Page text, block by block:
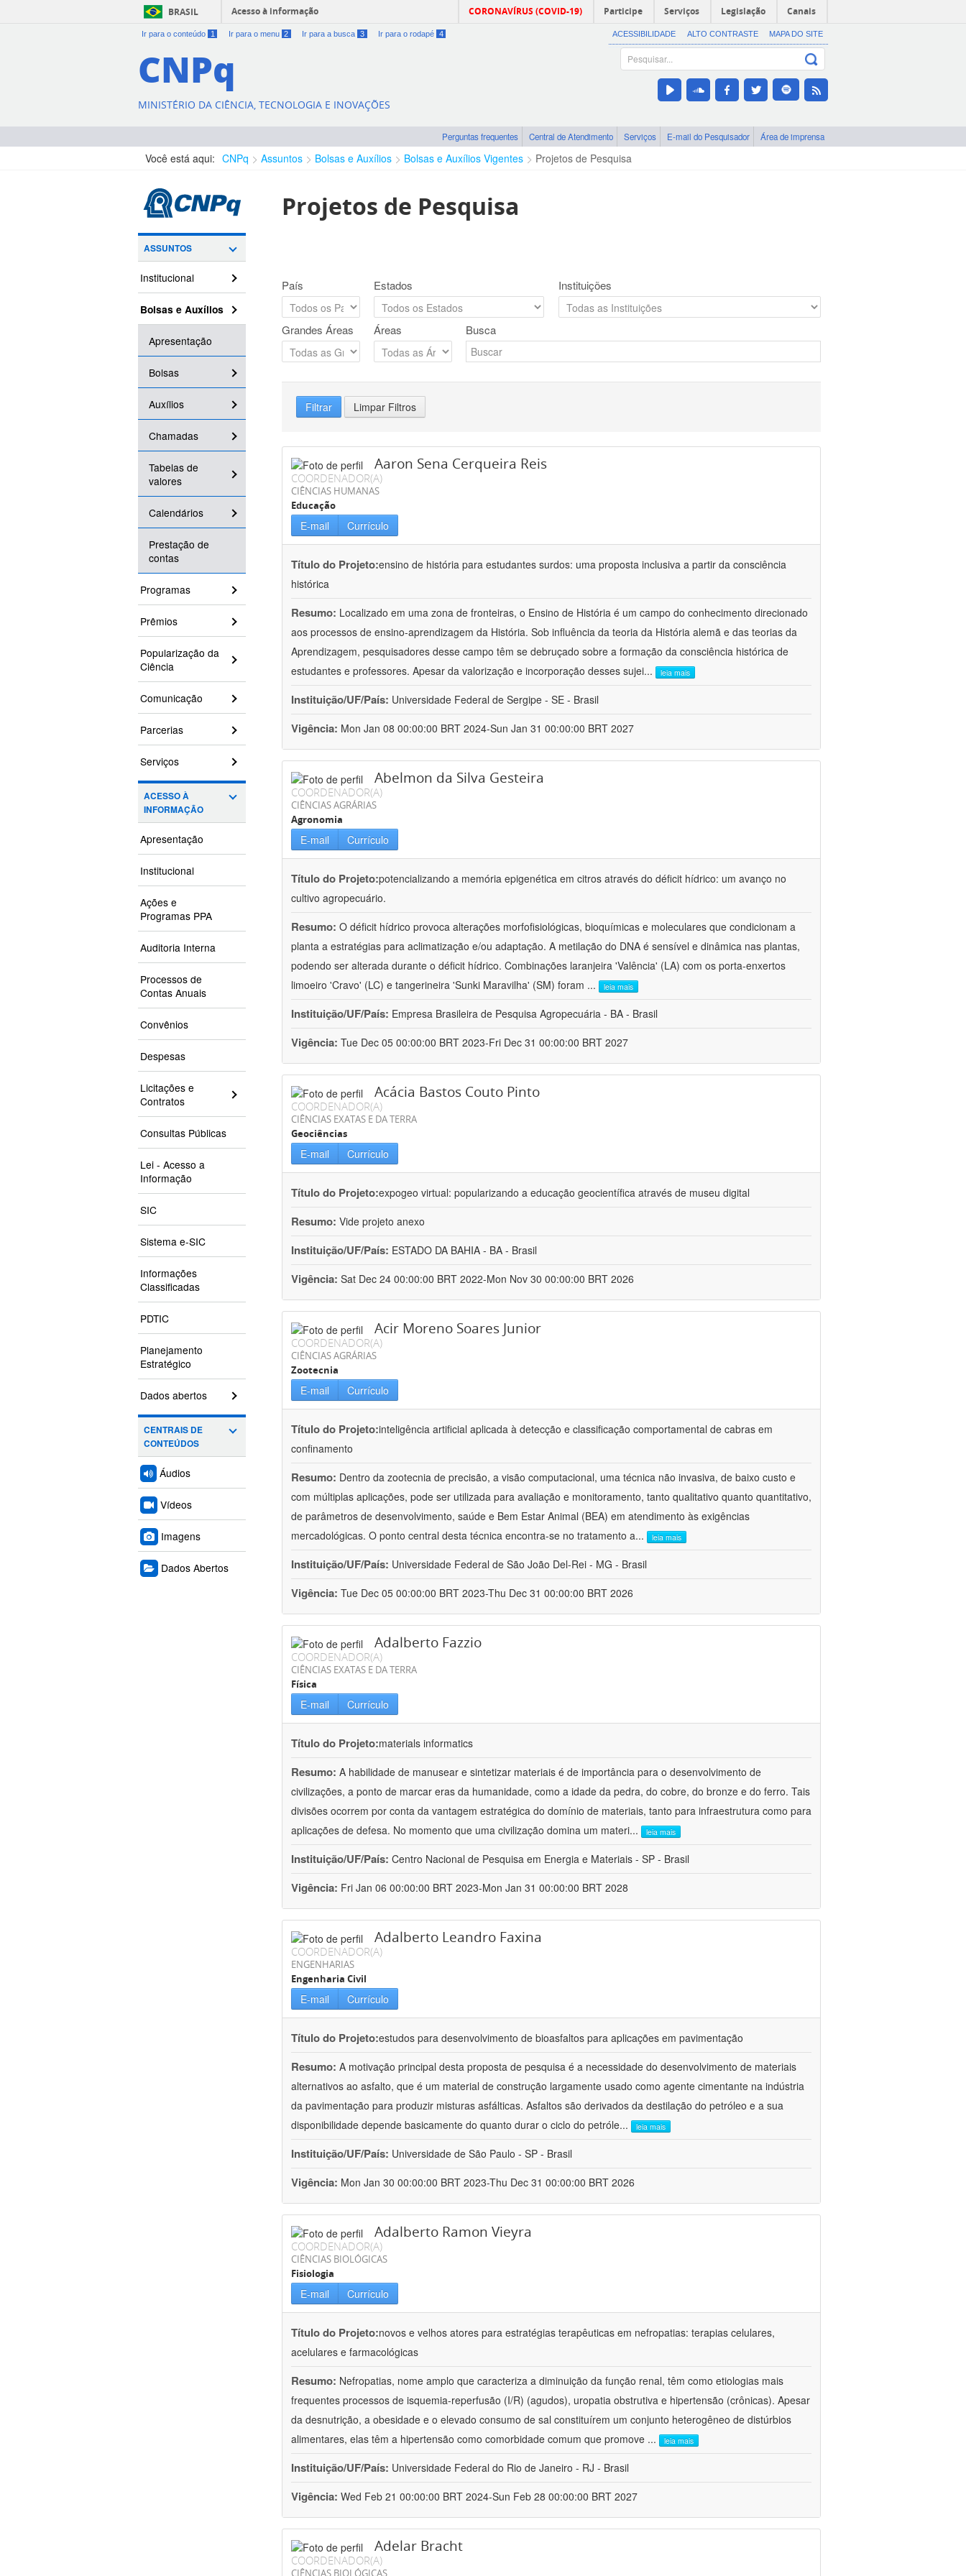
BRASIL Acesso à informação CORONAVÍRUS (COVID-19) Participe Serviços Legislação Canais
Ir para o conteúdo 1 Ir para o menu 2 Ir para a busca 3 Ir para o rodapé 4 ACESSIBILIDADE ALTO CONTRASTE MAPA DO SITE
CNPq
MINISTÉRIO DA CIÊNCIA, TECNOLOGIA E INOVAÇÕES
Perguntas frequentes Central de Atendimento Serviços E-mail do Pesquisador Área de imprensa
Você está aqui: CNPq Assuntos Bolsas e Auxílios Bolsas e Auxílios Vigentes Projetos de Pesquisa
ASSUNTOS
Institucional
Bolsas e Auxílios
Apresentação
Bolsas
Auxílios
Chamadas
Tabelas de
valores
Calendários
Prestação de
contas
Programas
Prêmios
Popularização da
Ciência
Comunicação
Parcerias
Serviços
ACESSO À
INFORMAÇÃO
Apresentação
Institucional
Ações e
Programas PPA
Auditoria Interna
Processos de
Contas Anuais
Convênios
Despesas
Licitações e
Contratos
Consultas Públicas
Lei - Acesso a
Informação
SIC
Sistema e-SIC
Informações
Classificadas
PDTIC
Planejamento
Estratégico
Dados abertos
CENTRAIS DE
CONTEÚDOS
Áudios
Vídeos
Imagens
Dados Abertos
Projetos de Pesquisa
País Estados Instituições
Grandes Áreas Áreas Busca
Filtrar Limpar Filtros
Aaron Sena Cerqueira Reis
COORDENADOR(A)
CIÊNCIAS HUMANAS
Educação
E-mail Currículo
Título do Projeto:ensino de história para estudantes surdos: uma proposta inclusiva a partir da consciência
histórica
Resumo: Localizado em uma zona de fronteiras, o Ensino de História é um campo do conhecimento direcionado
aos processos de ensino-aprendizagem da História. Sob influência da teoria da História alemã e das teorias da
Aprendizagem, pesquisadores desse campo têm se debruçado sobre a formação da consciência histórica de
estudantes e professores. Apesar da valorização e incorporação desses sujei... leia mais
Instituição/UF/País: Universidade Federal de Sergipe - SE - Brasil
Vigência: Mon Jan 08 00:00:00 BRT 2024-Sun Jan 31 00:00:00 BRT 2027
Abelmon da Silva Gesteira
COORDENADOR(A)
CIÊNCIAS AGRÁRIAS
Agronomia
E-mail Currículo
Título do Projeto:potencializando a memória epigenética em citros através do déficit hídrico: um avanço no
cultivo agropecuário.
Resumo: O déficit hídrico provoca alterações morfofisiológicas, bioquímicas e moleculares que condicionam a
planta a estratégias para aclimatização e/ou adaptação. A metilação do DNA é sensível e dinâmica nas plantas,
podendo ser alterada durante o déficit hídrico. Combinações laranjeira 'Valência' (LA) com os porta-enxertos
limoeiro 'Cravo' (LC) e tangerineira 'Sunki Maravilha' (SM) foram ... leia mais
Instituição/UF/País: Empresa Brasileira de Pesquisa Agropecuária - BA - Brasil
Vigência: Tue Dec 05 00:00:00 BRT 2023-Fri Dec 31 00:00:00 BRT 2027
Acácia Bastos Couto Pinto
COORDENADOR(A)
CIÊNCIAS EXATAS E DA TERRA
Geociências
E-mail Currículo
Título do Projeto:expogeo virtual: popularizando a educação geocientífica através de museu digital
Resumo: Vide projeto anexo
Instituição/UF/País: ESTADO DA BAHIA - BA - Brasil
Vigência: Sat Dec 24 00:00:00 BRT 2022-Mon Nov 30 00:00:00 BRT 2026
Acir Moreno Soares Junior
COORDENADOR(A)
CIÊNCIAS AGRÁRIAS
Zootecnia
E-mail Currículo
Título do Projeto:inteligência artificial aplicada à detecção e classificação comportamental de cabras em
confinamento
Resumo: Dentro da zootecnia de precisão, a visão computacional, uma técnica não invasiva, de baixo custo e
com múltiplas aplicações, pode ser utilizada para avaliação e monitoramento, tanto qualitativo quanto quantitativo,
de parâmetros de desenvolvimento, saúde e Bem Estar Animal (BEA) em atendimento às exigências
mercadológicas. O ponto central desta técnica encontra-se no tratamento a... leia mais
Instituição/UF/País: Universidade Federal de São João Del-Rei - MG - Brasil
Vigência: Tue Dec 05 00:00:00 BRT 2023-Thu Dec 31 00:00:00 BRT 2026
Adalberto Fazzio
COORDENADOR(A)
CIÊNCIAS EXATAS E DA TERRA
Física
E-mail Currículo
Título do Projeto:materials informatics
Resumo: A habilidade de manusear e sintetizar materiais é de importância para o desenvolvimento de
civilizações, a ponto de marcar eras da humanidade, como a idade da pedra, do cobre, do bronze e do ferro. Tais
divisões ocorrem por conta da vantagem estratégica do domínio de materiais, tanto para infraestrutura como para
aplicações de defesa. No momento que uma civilização domina um materi... leia mais
Instituição/UF/País: Centro Nacional de Pesquisa em Energia e Materiais - SP - Brasil
Vigência: Fri Jan 06 00:00:00 BRT 2023-Mon Jan 31 00:00:00 BRT 2028
Adalberto Leandro Faxina
COORDENADOR(A)
ENGENHARIAS
Engenharia Civil
E-mail Currículo
Título do Projeto:estudos para desenvolvimento de bioasfaltos para aplicações em pavimentação
Resumo: A motivação principal desta proposta de pesquisa é a necessidade do desenvolvimento de materiais
alternativos ao asfalto, que é um material de construção largamente usado como agente cimentante na indústria
da pavimentação para produzir misturas asfálticas. Asfaltos são derivados da destilação do petróleo e a sua
disponibilidade depende basicamente do quanto durar o ciclo do petróle... leia mais
Instituição/UF/País: Universidade de São Paulo - SP - Brasil
Vigência: Mon Jan 30 00:00:00 BRT 2023-Thu Dec 31 00:00:00 BRT 2026
Adalberto Ramon Vieyra
COORDENADOR(A)
CIÊNCIAS BIOLÓGICAS
Fisiologia
E-mail Currículo
Título do Projeto:novos e velhos atores para estratégias terapêuticas em nefropatias: terapias celulares,
acelulares e farmacológicas
Resumo: Nefropatias, nome amplo que caracteriza a diminuição da função renal, têm como etiologias mais
frequentes processos de isquemia-reperfusão (I/R) (agudos), uropatia obstrutiva e hipertensão (crônicas). Apesar
da desnutrição, a obesidade e o elevado consumo de sal constituírem um conjunto heterogêneo de distúrbios
alimentares, elas têm a hipertensão como comorbidade comum que promove ... leia mais
Instituição/UF/País: Universidade Federal do Rio de Janeiro - RJ - Brasil
Vigência: Wed Feb 21 00:00:00 BRT 2024-Sun Feb 28 00:00:00 BRT 2027
Adelar Bracht
COORDENADOR(A)
CIÊNCIAS BIOLÓGICAS